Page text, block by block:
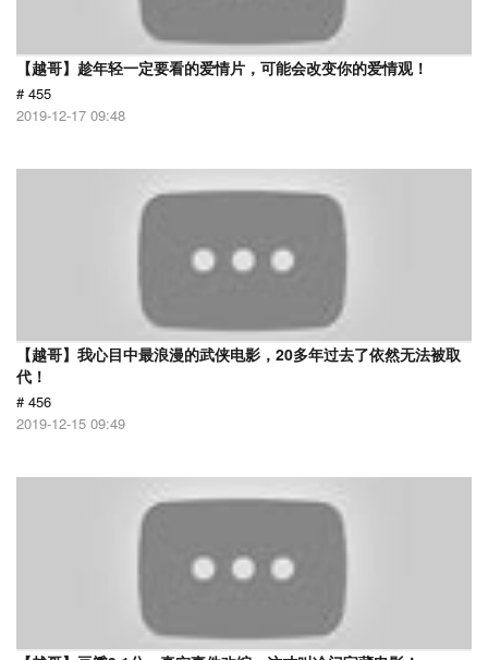
【越哥】趁年轻一定要看的爱情片，可能会改变你的爱情观！
# 455
2019-12-17 09:48
【越哥】我心目中最浪漫的武侠电影，20多年过去了依然无法被取
代！
# 456
2019-12-15 09:49